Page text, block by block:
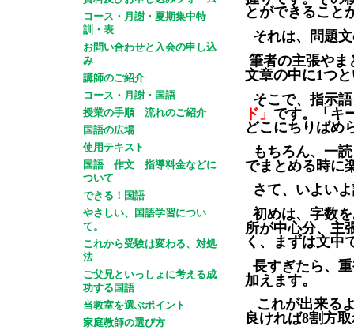
コース・月謝・夏期集中特
訓・表
お問い合わせと入会の申し込
み
講師のご紹介
コース・月謝・国語
授業の手順 流れのご紹介
国語の広場
使用テキスト
国語 作文 指導料金などに
ついて
できる！国語
やさしい、国語学習につい
て。
これから受験は変わる、対処
法
ご父兄といっしょに考える成
功する国語
当教室を選ぶポイント
家庭教師の選び方
とができること
それは、問題
筆者の主張やま
文章の中に1つ
そこで、指示
ド」 です。「キ
どこにちりば
もちろん、一
でまとめる時に
さて、いよい
初めは、字数
所が中心分、主
く、まずは文中
長すぎたら、
加えます。
これが出来る
良ければ8割方